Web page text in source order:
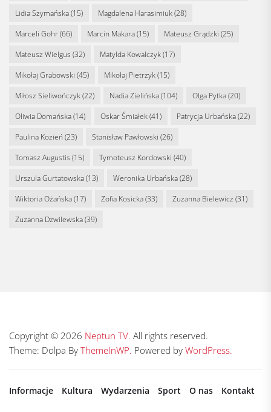
Lidia Szymańska(15) Magdalena Harasimiuk(28)
Marceli Gohr(66) Marcin Makara(15) Mateusz Grądzki (25)
Mateusz Wielgus (32) Matylda Kowalczyk(17)
Mikołaj Grabowski (45) Mikołaj Pietrzyk(15)
Miłosz Sieliwończyk(22) Nadia Zielińska(104) Olga Pytka(20)
Oliwia Domańska(14) Oskar Śmiałek(41) Patrycja Urbańska(22)
Paulina Kozień (23) Stanisław Pawłowski (26)
Tomasz Augustis (15) Tymoteusz Kordowski (40)
Urszula Gurtatowska(13) Weronika Urbańska(28)
Wiktoria Ożańska(17) Zofia Kosicka(33) Zuzanna Bielewicz (31)
Zuzanna Dzwilewska(39)
Copyright © 2026 Neptun TV. All rights reserved.
Theme: Dolpa By ThemeInWP. Powered by WordPress.
Informacje Kultura Wydarzenia Sport O nas Kontakt